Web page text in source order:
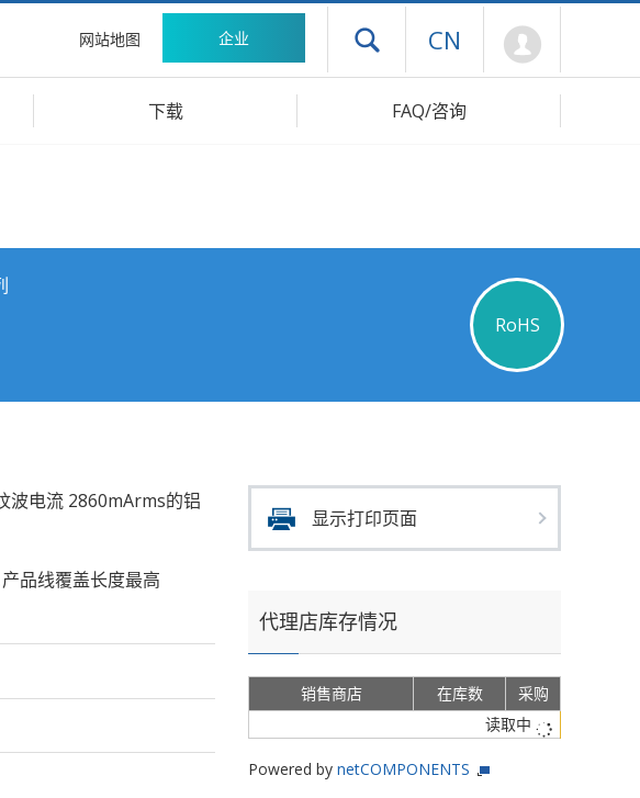
网站地图 企业 打开抽屉菜单
CN
下载 FAQ/咨询
RoHS
波电流 2860mArms的铝
产品线覆盖长度最高
显示打印页面
代理店库存情况
销售商店 在库数
采购
读取中
Powered by netCOMPONENTS